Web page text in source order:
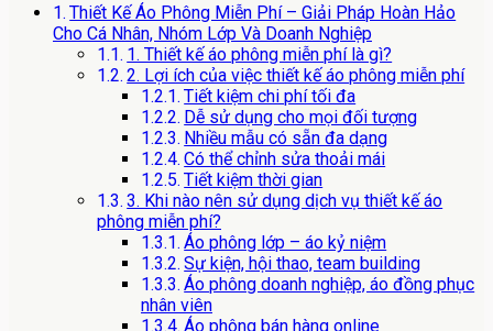
Thiết Kế Áo Phông Miễn Phí – Giải Pháp Hoàn Hảo
Cho Cá Nhân, Nhóm Lớp Và Doanh Nghiệp
1. Thiết kế áo phông miễn phí là gì?
2. Lợi ích của việc thiết kế áo phông miễn phí
Tiết kiệm chi phí tối đa
Dễ sử dụng cho mọi đối tượng
Nhiều mẫu có sẵn đa dạng
Có thể chỉnh sửa thoải mái
Tiết kiệm thời gian
3. Khi nào nên sử dụng dịch vụ thiết kế áo
phông miễn phí?
Áo phông lớp – áo kỷ niệm
Sự kiện, hội thao, team building
Áo phông doanh nghiệp, áo đồng phục
nhân viên
Áo phông bán hàng online